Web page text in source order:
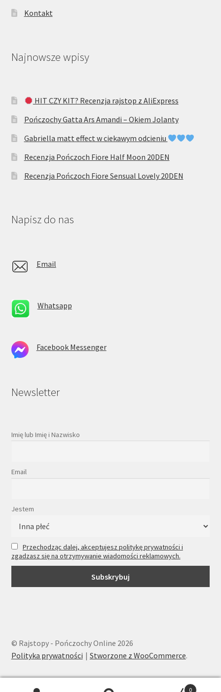
Kontakt
Najnowsze wpisy
HIT CZY KIT? Recenzja rajstop z AliExpress
Pończochy Gatta Ars Amandi – Okiem Jolanty
Gabriella matt effect w ciekawym odcieniu
Recenzja Pończoch Fiore Half Moon 20DEN
Recenzja Pończoch Fiore Sensual Lovely 20DEN
Napisz do nas
Email
Whatsapp
Facebook Messenger
Newsletter
Imię lub Imię i Nazwisko
Email
Jestem
Przechodząc dalej, akceptujesz politykę prywatności i
zgadzasz się na otrzymywanie wiadomości reklamowych.
© Rajstopy - Pończochy Online 2026
Polityka prywatności
Stworzone z WooCommerce.
0